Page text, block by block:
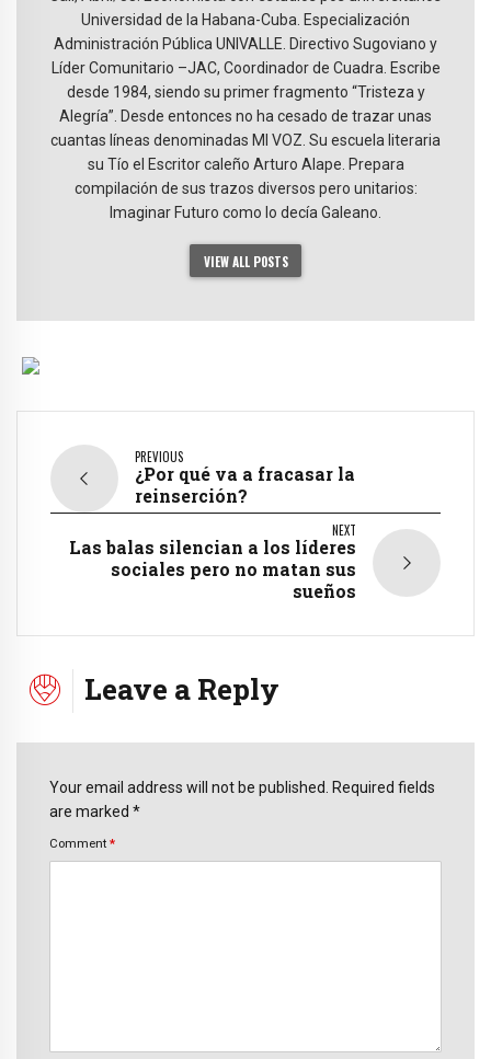
Universidad de la Habana-Cuba. Especialización
Administración Pública UNIVALLE. Directivo Sugoviano y
Líder Comunitario –JAC, Coordinador de Cuadra. Escribe
desde 1984, siendo su primer fragmento “Tristeza y
Alegría”. Desde entonces no ha cesado de trazar unas
cuantas líneas denominadas MI VOZ. Su escuela literaria
su Tío el Escritor caleño Arturo Alape. Prepara
compilación de sus trazos diversos pero unitarios:
Imaginar Futuro como lo decía Galeano.
VIEW ALL POSTS
PREVIOUS
¿Por qué va a fracasar la
reinserción?
NEXT
Las balas silencian a los líderes
sociales pero no matan sus
sueños
Leave a Reply
Your email address will not be published. Required fields
are marked *
Comment *